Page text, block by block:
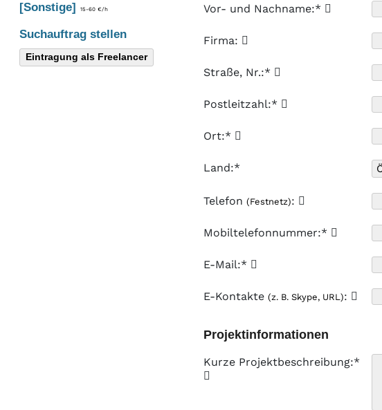
[Sonstige] 15-60 €/h
Suchauftrag stellen
Eintragung als Freelancer
Vor- und Nachname:*
Firma:
Straße, Nr.:*
Postleitzahl:*
Ort:*
Land:*
Telefon (Festnetz):
Mobiltelefonnummer:*
E-Mail:*
E-Kontakte (z. B. Skype, URL):
Projektinformationen
Kurze Projektbeschreibung:*